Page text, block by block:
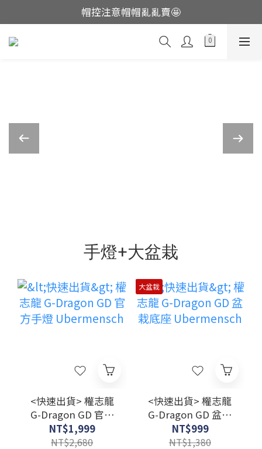
這裡現貨不用等👟
帽控注意帽帽亂亂賣🤩
這裡現貨不用等👟
手燈+大盆栽
<快速出貨> 權志龍
G-Dragon GD 官方
手燈 Ubermensch
NT$1,999
NT$2,680
大盆栽
<快速出貨> 權志龍
G-Dragon GD 盆栽
底座 Ubermensch
NT$999
NT$1,380